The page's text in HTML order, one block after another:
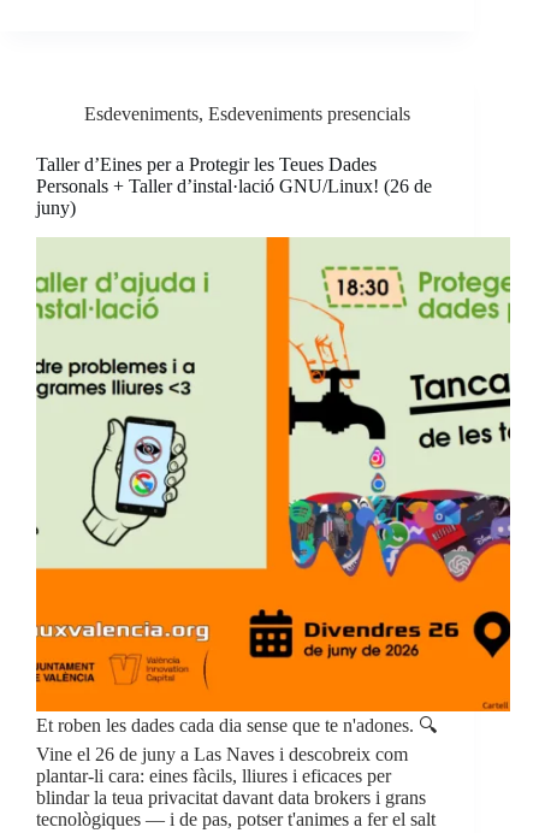
Esdeveniments, Esdeveniments presencials
Taller d’Eines per a Protegir les Teues Dades
Personals + Taller d’instal·lació GNU/Linux! (26 de
juny)
Et roben les dades cada dia sense que te n'adones. 🔍
Vine el 26 de juny a Las Naves i descobreix com
plantar-li cara: eines fàcils, lliures i eficaces per
blindar la teua privacitat davant data brokers i grans
tecnològiques — i de pas, potser t'animes a fer el salt